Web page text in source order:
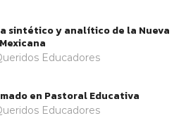
sintético y analítico de la Nueva
Educadores
en Pastoral Educativa
Educadores